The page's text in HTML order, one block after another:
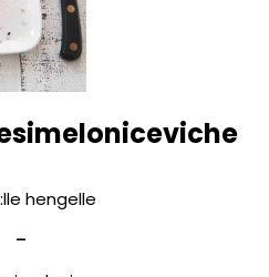
hengelle
–